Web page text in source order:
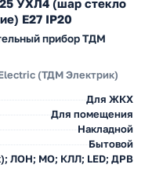
УХЛ4 (шар стекло
E27 IP20
прибор ТДМ
(ТДМ Электрик)
Для ЖКХ
Для помещения
Накладной
Бытовой
ЛОН; МО; КЛЛ; LED; ДРВ